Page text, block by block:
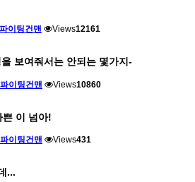
파이팅건맨 Views12161
보여줘서는 안되는 몇가지-
파이팅건맨 Views10860
쁜 이 넘아!
파이팅건맨 Views431
...